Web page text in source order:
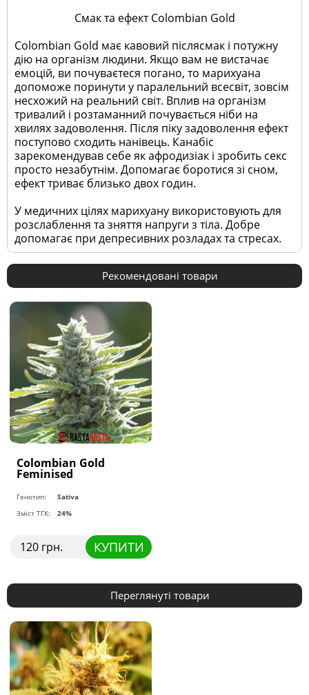
Смак та ефект Colombian Gold
Colombian Gold має кавовий післясмак і потужну
дію на організм людини. Якщо вам не вистачає
емоцій, ви почуваєтеся погано, то марихуана
допоможе поринути у паралельний всесвіт, зовсім
несхожий на реальний світ. Вплив на організм
тривалий і розтаманний почувається ніби на
хвилях задоволення. Після піку задоволення ефект
поступово сходить нанівець. Канабіс
зарекомендував себе як афродизіак і зробить секс
просто незабутнім. Допомагає боротися зі сном,
ефект триває близько двох годин.
У медичних цілях марихуану використовують для
розслаблення та зняття напруги з тіла. Добре
допомагає при депресивних розладах та стресах.
Рекомендовані товари
Colombian Gold
Feminised
Генотип:
Sativa
Зміст ТГК:
24%
120 грн. КУПИТИ
Переглянуті товари